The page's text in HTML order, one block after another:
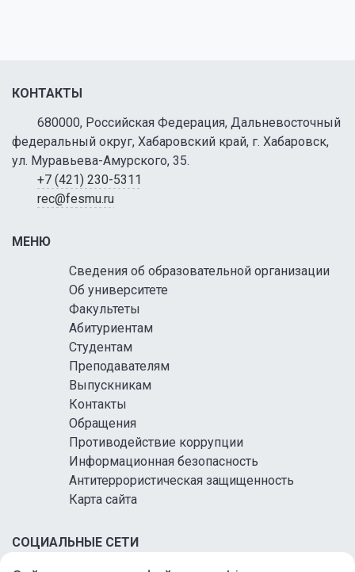
КОНТАКТЫ
680000, Российская Федерация, Дальневосточный
федеральный округ, Хабаровский край, г. Хабаровск,
ул. Муравьева-Амурского, 35.
+7 (421) 230-5311
rec@fesmu.ru
МЕНЮ
Сведения об образовательной организации
Об университете
Факультеты
Абитуриентам
Студентам
Преподавателям
Выпускникам
Контакты
Обращения
Противодействие коррупции
Информационная безопасность
Антитеррористическая защищенность
Карта сайта
СОЦИАЛЬНЫЕ СЕТИ